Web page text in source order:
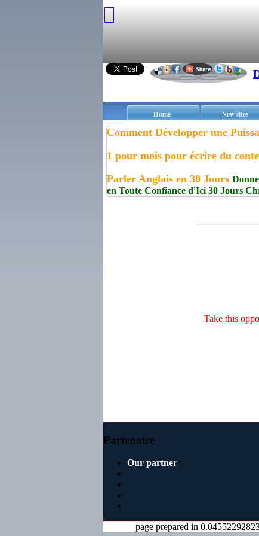
Home New sites
Comment Développer une
1 pour mois pour écrire du
Parler Anglais en 30 Jours
en Toute Confiance d'Ici 30 Jours
Take this
Partenaire
Our partner
page prepared in